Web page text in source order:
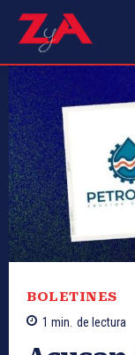
BOLETINES
1 min. de lectura